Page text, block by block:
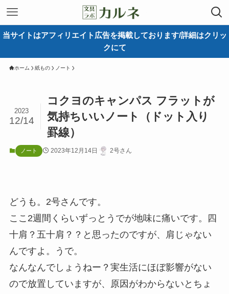
当サイトはアフィリエイト広告を掲載しております/詳細はクリッ
クにて
ホーム 紙もの ノート
コクヨのキャンパス フラットが
気持ちいいノート（ドット入り
罫線）
2023
12/14
ノート 2023年12月14日 2号さん
どうも。2号さんです。
ここ2週間くらいずっとうでが地味に痛いです。四
十肩？五十肩？？と思ったのですが、肩じゃない
んですよ。うで。
なんなんでしょうねー？実生活にほぼ影響がない
ので放置していますが、原因がわからないとちょ